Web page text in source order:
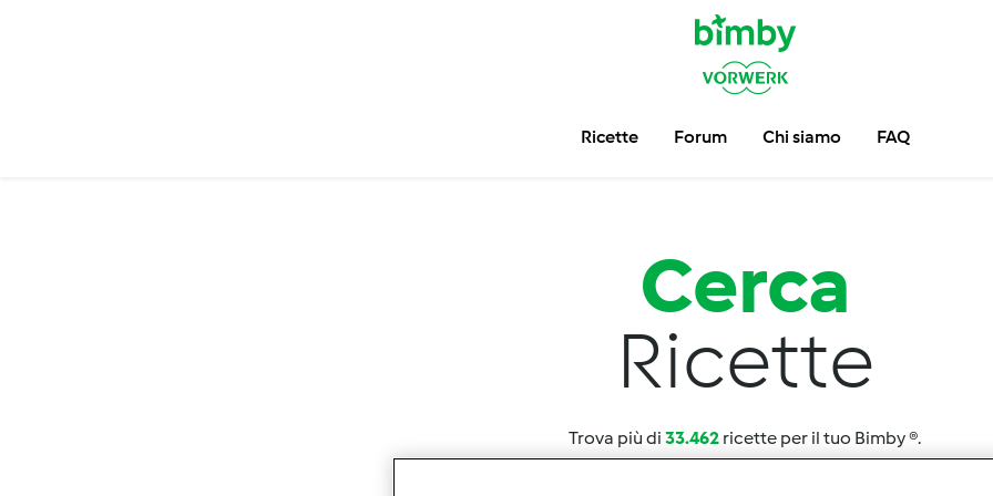
Ricette Forum Chi siamo FAQ
Cerca
Ricette
Trova più di 33.462 ricette per il tuo Bimby ®.